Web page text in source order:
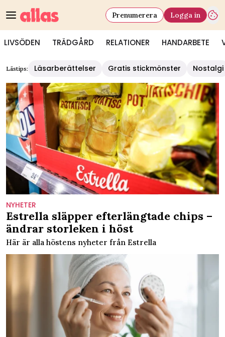
LIVSÖDEN TRÄDGÅRD RELATIONER HANDARBETE
Prenumerera Logga in
Allas - Allas.se – hälsa, relationer, mat & dryck och nyheter
Lästips: Läsarberättelser Gratis stickmönster Nostalgi
NYHETER
Estrella släpper efterlängtade chips –
ändrar storleken i höst
Här är alla höstens nyheter från Estrella